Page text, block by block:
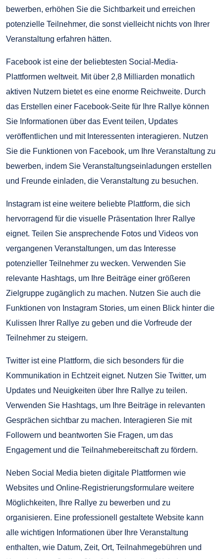
bewerben, erhöhen Sie die Sichtbarkeit und erreichen
potenzielle Teilnehmer, die sonst vielleicht nichts von Ihrer
Veranstaltung erfahren hätten.
Facebook ist eine der beliebtesten Social-Media-
Plattformen weltweit. Mit über 2,8 Milliarden monatlich
aktiven Nutzern bietet es eine enorme Reichweite. Durch
das Erstellen einer Facebook-Seite für Ihre Rallye können
Sie Informationen über das Event teilen, Updates
veröffentlichen und mit Interessenten interagieren. Nutzen
Sie die Funktionen von Facebook, um Ihre Veranstaltung zu
bewerben, indem Sie Veranstaltungseinladungen erstellen
und Freunde einladen, die Veranstaltung zu besuchen.
Instagram ist eine weitere beliebte Plattform, die sich
hervorragend für die visuelle Präsentation Ihrer Rallye
eignet. Teilen Sie ansprechende Fotos und Videos von
vergangenen Veranstaltungen, um das Interesse
potenzieller Teilnehmer zu wecken. Verwenden Sie
relevante Hashtags, um Ihre Beiträge einer größeren
Zielgruppe zugänglich zu machen. Nutzen Sie auch die
Funktionen von Instagram Stories, um einen Blick hinter die
Kulissen Ihrer Rallye zu geben und die Vorfreude der
Teilnehmer zu steigern.
Twitter ist eine Plattform, die sich besonders für die
Kommunikation in Echtzeit eignet. Nutzen Sie Twitter, um
Updates und Neuigkeiten über Ihre Rallye zu teilen.
Verwenden Sie Hashtags, um Ihre Beiträge in relevanten
Gesprächen sichtbar zu machen. Interagieren Sie mit
Followern und beantworten Sie Fragen, um das
Engagement und die Teilnahmebereitschaft zu fördern.
Neben Social Media bieten digitale Plattformen wie
Websites und Online-Registrierungsformulare weitere
Möglichkeiten, Ihre Rallye zu bewerben und zu
organisieren. Eine professionell gestaltete Website kann
alle wichtigen Informationen über Ihre Veranstaltung
enthalten, wie Datum, Zeit, Ort, Teilnahmegebühren und